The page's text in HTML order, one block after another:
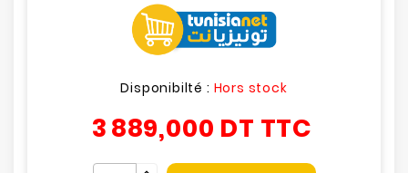
Disponibilté : Hors stock
3 889,000 DT TTC